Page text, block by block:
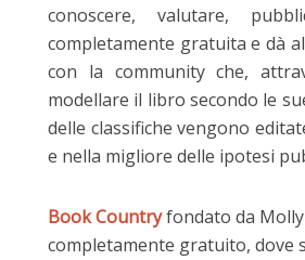
conoscere, valutare,
completamente gratuita e dà
con la community che,
modellare il libro secondo le
delle classifiche vengono
e nella migliore delle ipotesi
Book Countryfondato da
completamente gratuito,